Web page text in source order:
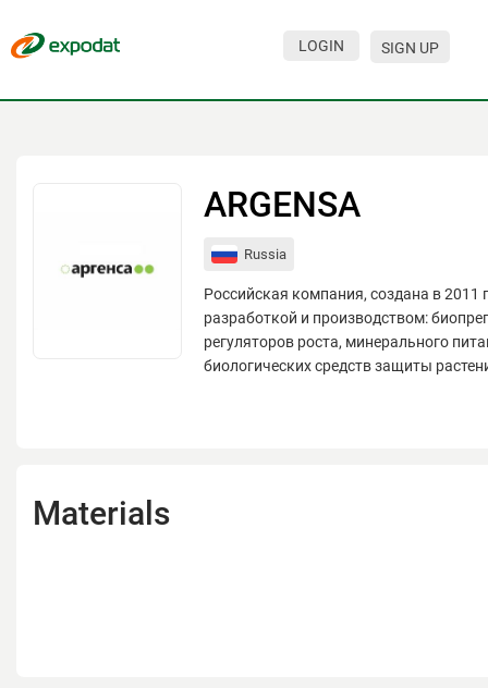
LOGIN SIGN UP
ARGENSA
Russia
Российская компания, создана в 2011
разработкой и производством:
регуляторов роста, минерального
биологических средств защиты
Materials
Events
For visitors